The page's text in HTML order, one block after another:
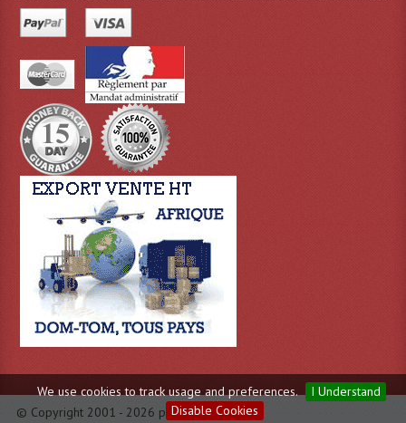
We use cookies to track usage and preferences.
I Understand
Disable Cookies
© Copyright 2001 - 2026 par Evas.fr